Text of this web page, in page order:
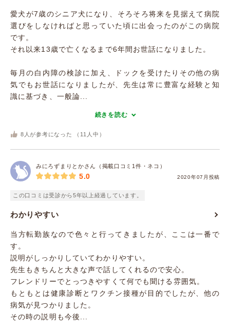
愛犬が7歳のシニア犬になり、そろそろ将来を見据えて病院
選びをしなければと思っていた頃に出会ったのがこの病院
です。
それ以来13歳で亡くなるまで6年間お世話になりました。
毎月の白内障の検診に加え、ドックを受けたりその他の病
気でもお世話になりましたが、先生は常に豊富な経験と知
識に基づき、一般論...
続きを読む
8 人が参考になった （ 11 人中）
みにろずまりとかさん（掲載口コミ1件・ネコ）
2020年07月投稿
5.0
この口コミは受診から5年以上経過しています。
わかりやすい
当方転勤族なので色々と行ってきましたが、ここは一番で
す。
説明がしっかりしていてわかりやすい。
先生もきちんと大きな声で話してくれるので安心。
フレンドリーでとっつきやすくて何でも聞ける雰囲気。
もともとは健康診断とワクチン接種が目的でしたが、他の
病気が見つかりました。
その時の説明も今後...